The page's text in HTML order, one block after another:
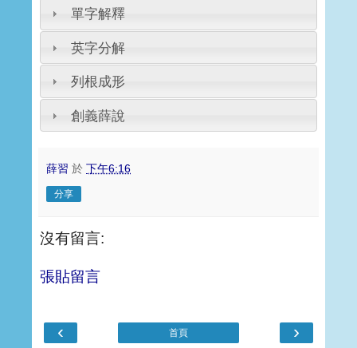
單字解釋
英字分解
列根成形
創義薛說
薛習 於 下午6:16
分享
沒有留言:
張貼留言
‹ ›
首頁